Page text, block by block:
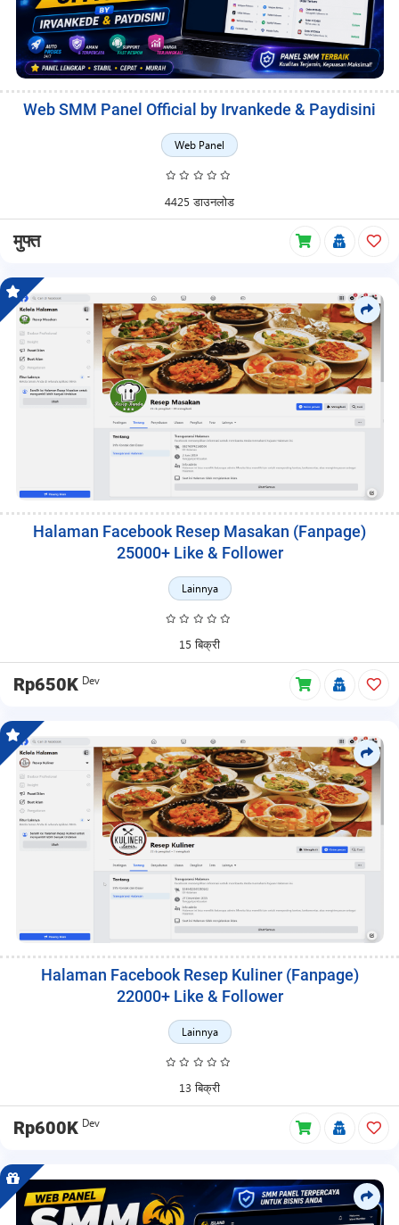
Web SMM Panel Official by Irvankede & Paydisini
Web Panel
4425 डाउनलोड
मुफ्त
Halaman Facebook Resep Masakan (Fanpage)
25000+ Like & Follower
Lainnya
15 बिक्री
Rp650K Dev
Halaman Facebook Resep Kuliner (Fanpage)
22000+ Like & Follower
Lainnya
13 बिक्री
Rp600K Dev